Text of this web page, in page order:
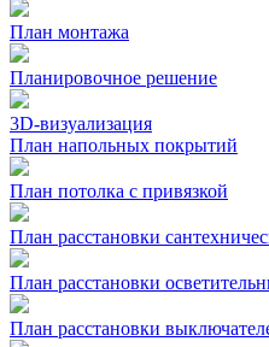
План монтажа
Планировочное решение
3D-визуализация
План напольных покрытий
План потолка с привязкой
План расстановки
План расстановки
План расстановки